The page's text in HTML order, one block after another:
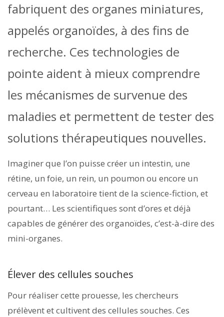
fabriquent des organes miniatures,
appelés organoïdes, à des fins de
recherche. Ces technologies de
pointe aident à mieux comprendre
les mécanismes de survenue des
maladies et permettent de tester des
solutions thérapeutiques nouvelles.
Imaginer que l’on puisse créer un intestin, une
rétine, un foie, un rein, un poumon ou encore un
cerveau en laboratoire tient de la science-fiction, et
pourtant… Les scientifiques sont d’ores et déjà
capables de générer des organoïdes, c’est-à-dire des
mini-organes.
Élever des cellules souches
Pour réaliser cette prouesse, les chercheurs
prélèvent et cultivent des cellules souches. Ces